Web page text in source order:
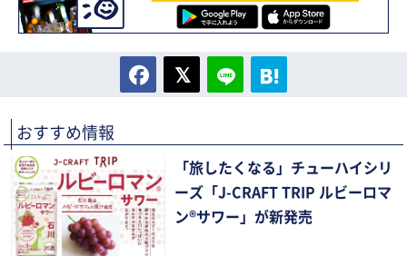
おすすめ情報
「旅したくなる」チューハイシリ
ーズ「J-CRAFT TRIP ルビーロマ
ン®サワー」が新発売